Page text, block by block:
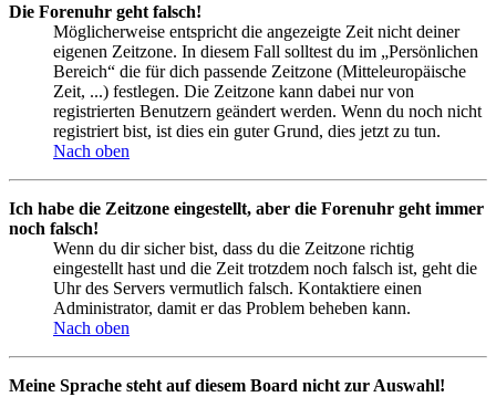
Die Forenuhr geht falsch!
Möglicherweise entspricht die angezeigte Zeit nicht deiner
eigenen Zeitzone. In diesem Fall solltest du im „Persönlichen
Bereich“ die für dich passende Zeitzone (Mitteleuropäische
Zeit, ...) festlegen. Die Zeitzone kann dabei nur von
registrierten Benutzern geändert werden. Wenn du noch nicht
registriert bist, ist dies ein guter Grund, dies jetzt zu tun.
Nach oben
Ich habe die Zeitzone eingestellt, aber die Forenuhr geht immer
noch falsch!
Wenn du dir sicher bist, dass du die Zeitzone richtig
eingestellt hast und die Zeit trotzdem noch falsch ist, geht die
Uhr des Servers vermutlich falsch. Kontaktiere einen
Administrator, damit er das Problem beheben kann.
Nach oben
Meine Sprache steht auf diesem Board nicht zur Auswahl!